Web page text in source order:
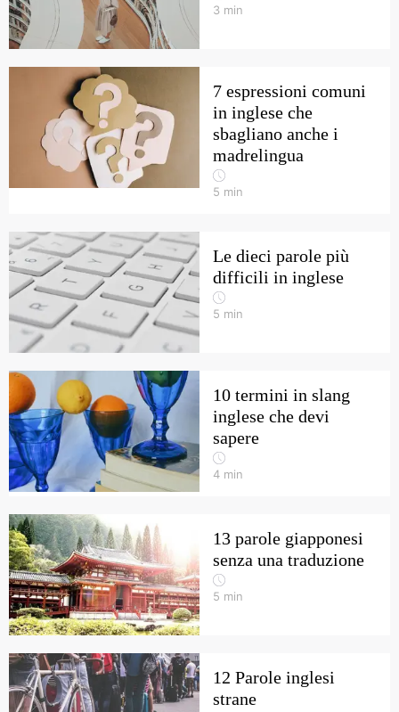
3 min
7 espressioni comuni
in inglese che
sbagliano anche i
madrelingua
5 min
Le dieci parole più
difficili in inglese
5 min
10 termini in slang
inglese che devi
sapere
4 min
13 parole giapponesi
senza una traduzione
5 min
12 Parole inglesi
strane